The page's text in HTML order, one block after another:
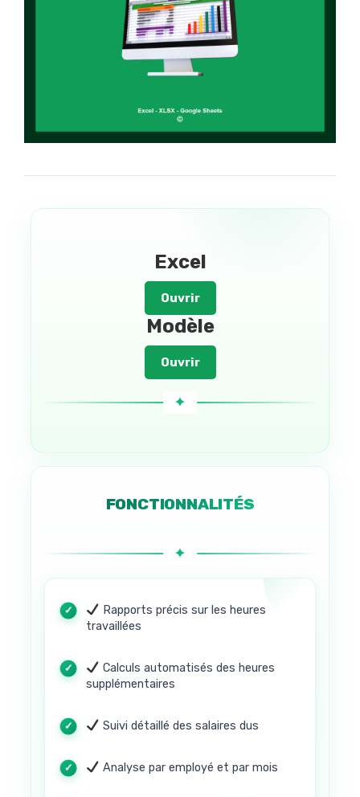
Excel
Ouvrir
Modèle
Ouvrir
FONCTIONNALITÉS
Rapports précis sur les heures
travaillées
Calculs automatisés des heures
supplémentaires
Suivi détaillé des salaires dus
Analyse par employé et par mois